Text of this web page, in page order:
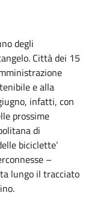
degli
Città dei 15
e alla
infatti, con
prossime
di
biciclette’
–
lungo il tracciato